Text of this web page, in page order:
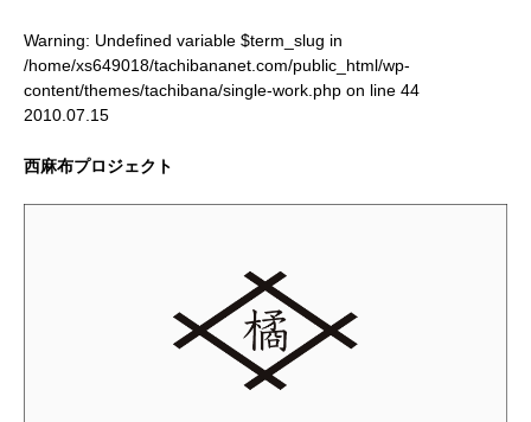
Warning: Undefined variable $term_slug in
/home/xs649018/tachibananet.com/public_html/wp-
content/themes/tachibana/single-work.php on line 44
2010.07.15
西麻布プロジェクト